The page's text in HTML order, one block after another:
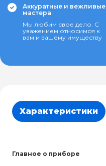
Аккуратные и вежливые
мастера
Мы любим свое дело. С
уважением относимся к
вам и вашему имуществу
Характеристики
Главное о приборе